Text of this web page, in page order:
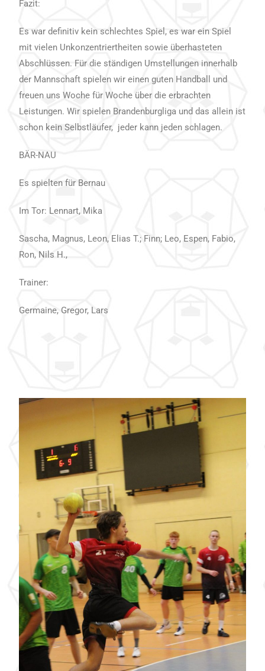
Fazit:
Es war definitiv kein schlechtes Spiel, es war ein Spiel
mit vielen Unkonzentriertheiten sowie überhasteten
Abschlüssen. Für die ständigen Umstellungen innerhalb
der Mannschaft spielen wir einen guten Handball und
freuen uns Woche für Woche über die erbrachten
Leistungen. Wir spielen Brandenburgliga und das allein ist
schon kein Selbstläufer, jeder kann jeden schlagen.
BÄR-NAU
Es spielten für Bernau
Im Tor: Lennart, Mika
Sascha, Magnus, Leon, Elias T.; Finn; Leo, Espen, Fabio,
Ron, Nils H.,
Trainer:
Germaine, Gregor, Lars